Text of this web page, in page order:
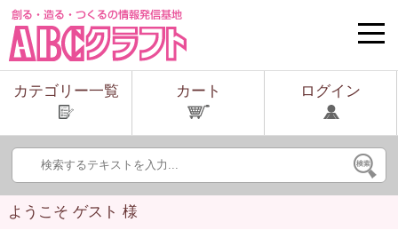
toggle
カテゴリー一覧
カート ログイン
ようこそ ゲスト 様